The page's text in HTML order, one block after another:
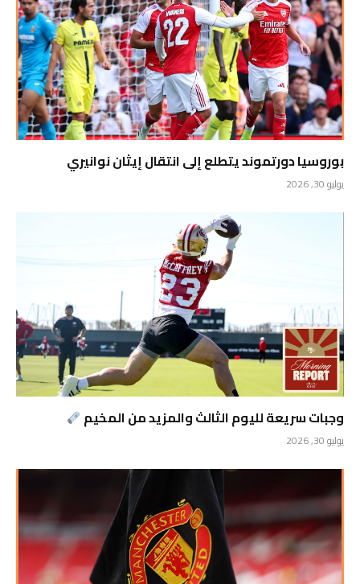
بوروسيا دورتموند يتطلع إلى انتقال إيثان نوانيري
يوليو 30, 2026
وجبات سريعة لليوم الثالث والمزيد من المخيم
يوليو 30, 2026